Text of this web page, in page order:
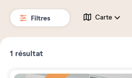
Filtres Carte
1 résultat